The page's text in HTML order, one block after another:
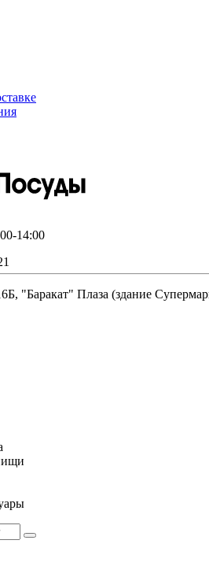
14:00
"Баракат" Плаза (здание